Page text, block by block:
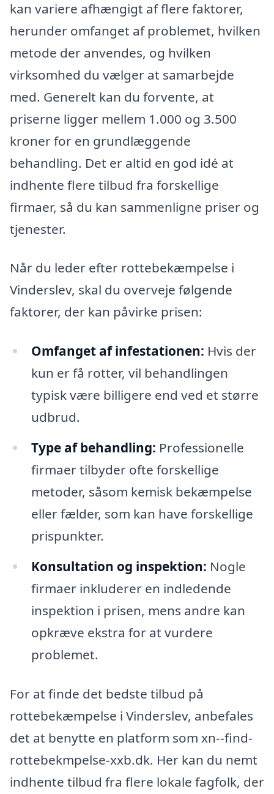
kan variere afhængigt af flere faktorer,
herunder omfanget af problemet, hvilken
metode der anvendes, og hvilken
virksomhed du vælger at samarbejde
med. Generelt kan du forvente, at
priserne ligger mellem 1.000 og 3.500
kroner for en grundlæggende
behandling. Det er altid en god idé at
indhente flere tilbud fra forskellige
firmaer, så du kan sammenligne priser og
tjenester.
Når du leder efter rottebekæmpelse i
Vinderslev, skal du overveje følgende
faktorer, der kan påvirke prisen:
Omfanget af infestationen: Hvis der
kun er få rotter, vil behandlingen
typisk være billigere end ved et større
udbrud.
Type af behandling: Professionelle
firmaer tilbyder ofte forskellige
metoder, såsom kemisk bekæmpelse
eller fælder, som kan have forskellige
prispunkter.
Konsultation og inspektion: Nogle
firmaer inkluderer en indledende
inspektion i prisen, mens andre kan
opkræve ekstra for at vurdere
problemet.
For at finde det bedste tilbud på
rottebekæmpelse i Vinderslev, anbefales
det at benytte en platform som xn--find-
rottebekmpelse-xxb.dk. Her kan du nemt
indhente tilbud fra flere lokale fagfolk, der